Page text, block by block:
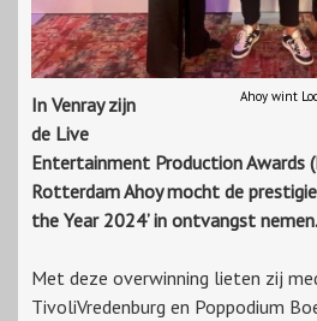
Ahoy wint
In Venray zijn
de Live
Entertainment Production Awards
Rotterdam Ahoy mocht de
the Year 2024’ in ontvangst nemen.
Met deze overwinning lieten zij
TivoliVredenburg en Poppodium